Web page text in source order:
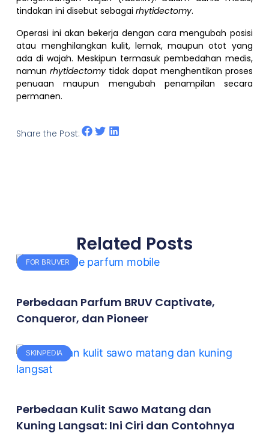
tindakan ini disebut sebagairhytidectomy.
Operasi ini akan bekerja dengan cara mengubah posisi
atau menghilangkan kulit, lemak, maupun otot yang
ada di wajah. Meskipun termasuk pembedahan medis,
namunrhytidectomy tidak dapat menghentikan proses
penuaan maupun mengubah penampilan secara
permanen.
Share the Post:
Related Posts
FOR BRUVER
Perbedaan Parfum BRUV Captivate,
Conqueror, dan Pioneer
SKINPEDIA
Perbedaan Kulit Sawo Matang dan
Kuning Langsat: Ini Ciri dan Contohnya